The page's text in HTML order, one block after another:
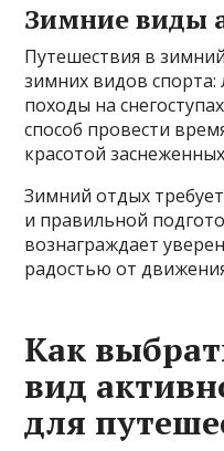
Зимние виды
Путешествия в
зимних видов
походы на
способ провести
красотой
Зимний отдых
и правильной
вознаграждает
радостью от
Как
вид
для